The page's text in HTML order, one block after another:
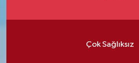
Çok Sağlıksız